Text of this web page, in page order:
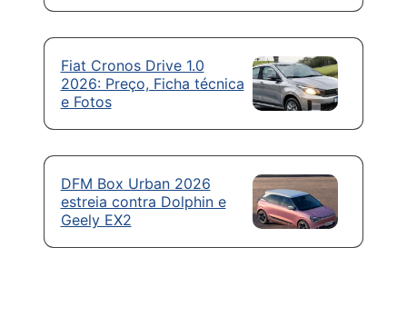
Fiat Cronos Drive 1.0
2026: Preço, Ficha técnica
e Fotos
DFM Box Urban 2026
estreia contra Dolphin e
Geely EX2